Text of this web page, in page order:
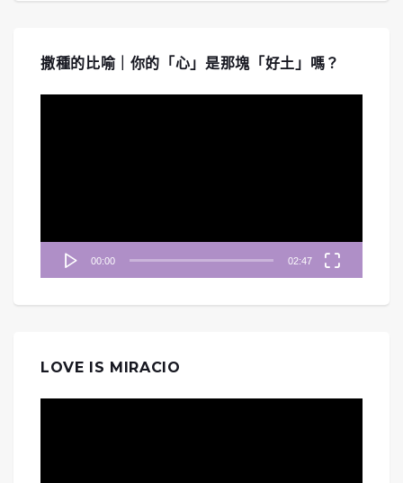
撒種的比喻｜你的「心」是那塊「好土」嗎？
00:00 02:47
LOVE IS MIRACIO